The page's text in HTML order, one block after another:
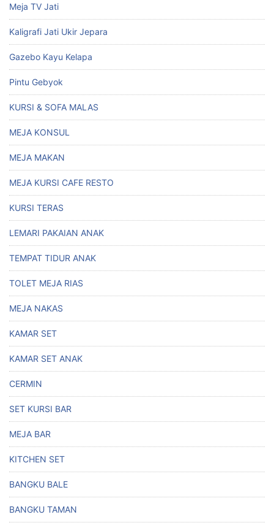
Meja TV Jati
Kaligrafi Jati Ukir Jepara
Gazebo Kayu Kelapa
Pintu Gebyok
KURSI & SOFA MALAS
MEJA KONSUL
MEJA MAKAN
MEJA KURSI CAFE RESTO
KURSI TERAS
LEMARI PAKAIAN ANAK
TEMPAT TIDUR ANAK
TOLET MEJA RIAS
MEJA NAKAS
KAMAR SET
KAMAR SET ANAK
CERMIN
SET KURSI BAR
MEJA BAR
KITCHEN SET
BANGKU BALE
BANGKU TAMAN